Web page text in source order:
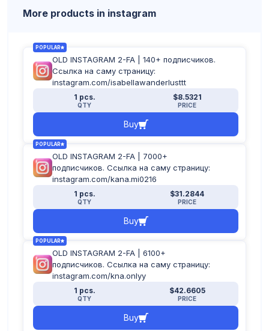
More products in instagram
POPULAR
OLD INSTAGRAM 2-FA | 140+ подписчиков.
Ссылка на саму страницу:
instagram.com/isabellawanderlusttt
1 pcs.
QTY
$8.5321
PRICE
Buy
POPULAR
OLD INSTAGRAM 2-FA | 7000+
подписчиков. Ссылка на саму страницу:
instagram.com/kana.mi0216
1 pcs.
QTY
$31.2844
PRICE
Buy
POPULAR
OLD INSTAGRAM 2-FA | 6100+
подписчиков. Ссылка на саму страницу:
instagram.com/kna.onlyy
1 pcs.
QTY
$42.6605
PRICE
Buy